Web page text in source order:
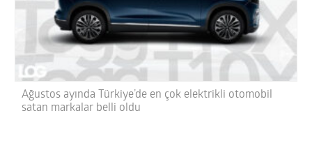
Ağustos ayında Türkiye’de en çok elektrikli otomobil
satan markalar belli oldu